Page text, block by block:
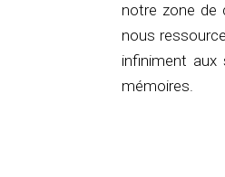
notre zone de
nous
infiniment aux
mémoires.